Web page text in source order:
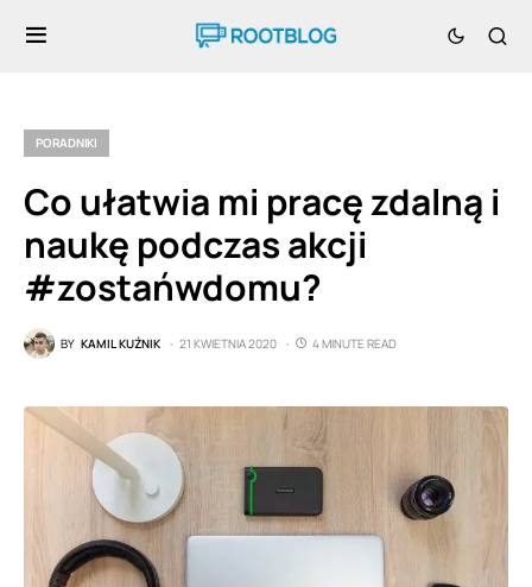
PORADNIKI
Co ułatwia mi pracę zdalną i
naukę podczas akcji
#zostańwdomu?
BY KAMIL KUŹNIK 21 KWIETNIA 2020 4 MINUTE READ